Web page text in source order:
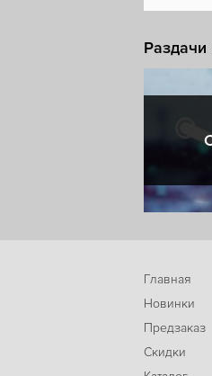
Раздачи
Главная
Новинки
Предзаказ
Скидки